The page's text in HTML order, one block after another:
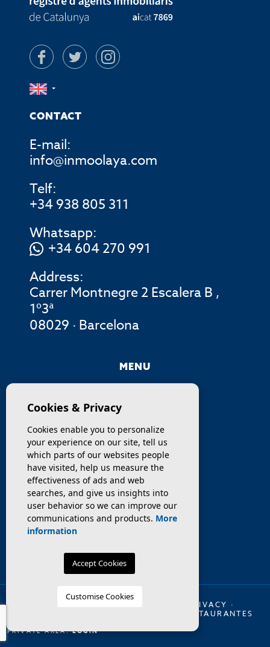
CONTACT
E-mail:
info@inmoolaya.com
Telf:
+34 938 805 311
Whatsapp:
+34 604 270 991
Address:
Carrer Montnegre 2 Escalera B ,
1º3ª
08029 · Barcelona
MENU
PROPERTIES
SERVICES
SELL / TRANSFER
NEWS
PRIVACY ·
TRASPASO DE RESTAURANTES
PRIVATE AREA:LOGIN
Cookies & Privacy
Cookies enable you to personalize
your experience on our site, tell us
which parts of our websites people
have visited, help us measure the
effectiveness of ads and web
searches, and give us insights into
user behavior so we can improve our
communications and products. More
information
Accept Cookies
Customise Cookies